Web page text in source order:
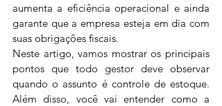
aumenta a eficiência operacional e ainda
garante que a empresa esteja em dia com
suas obrigações fiscais.
Neste artigo, vamos mostrar os principais
pontos que todo gestor deve observar
quando o assunto é controle de estoque.
Além disso, você vai entender como a